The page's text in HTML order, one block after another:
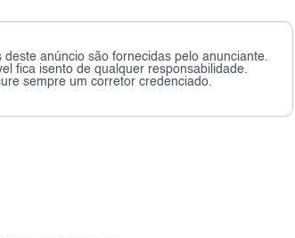
deste anúncio são fornecidas pelo anunciante.
fica isento de qualquer responsabilidade.
sempre um corretor credenciado.